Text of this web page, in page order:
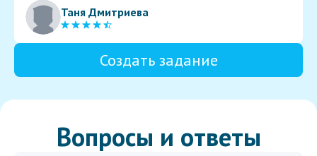
Таня Дмитриева
Создать задание
Вопросы и ответы